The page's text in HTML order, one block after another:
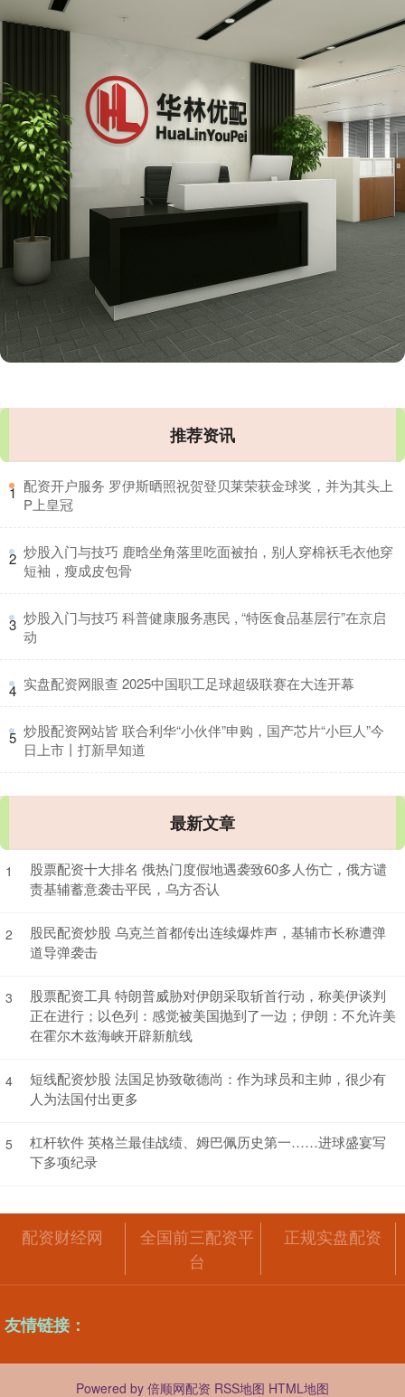
推荐资讯
1 ​配资开户服务 罗伊斯晒照祝贺登贝莱荣获金球奖，并为其头上
P上皇冠
2 ​炒股入门与技巧 鹿晗坐角落里吃面被拍，别人穿棉袄毛衣他穿
短袖，瘦成皮包骨
3 ​炒股入门与技巧 科普健康服务惠民 , “特医食品基层行”在京启
动
4 ​实盘配资网眼查 2025中国职工足球超级联赛在大连开幕
5 ​炒股配资网站皆 联合利华“小伙伴”申购，国产芯片“小巨人”今
日上市丨打新早知道
最新文章
1
股票配资十大排名 俄热门度假地遇袭致60多人伤亡，俄方谴
责基辅蓄意袭击平民，乌方否认
2
股民配资炒股 乌克兰首都传出连续爆炸声，基辅市长称遭弹
道导弹袭击
3
股票配资工具 特朗普威胁对伊朗采取斩首行动，称美伊谈判
正在进行；以色列：感觉被美国抛到了一边；伊朗：不允许美
在霍尔木兹海峡开辟新航线
4
短线配资炒股 法国足协致敬德尚：作为球员和主帅，很少有
人为法国付出更多
5
杠杆软件 英格兰最佳战绩、姆巴佩历史第一……进球盛宴写
下多项纪录
配资财经网
全国前三配资平
台
正规实盘配资
友情链接：
Powered by 倍顺网配资 RSS地图 HTML地图